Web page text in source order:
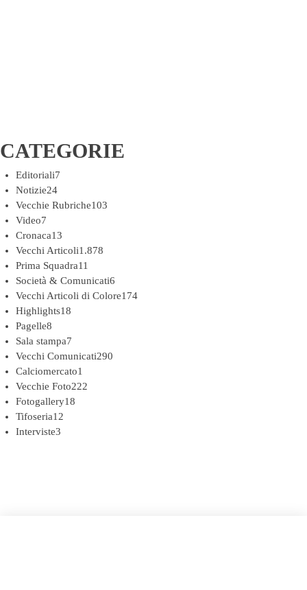
CATEGORIE
Editoriali7
Notizie24
Vecchie Rubriche103
Video7
Cronaca13
Vecchi Articoli1.878
Prima Squadra11
Società & Comunicati6
Vecchi Articoli di Colore174
Highlights18
Pagelle8
Sala stampa7
Vecchi Comunicati290
Calciomercato1
Vecchie Foto222
Fotogallery18
Tifoseria12
Interviste3